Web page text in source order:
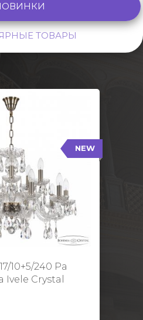
ТОВАРЫ
NEW
10+5/240 Pa
Ivele Crystal
240 Pa
рожок
Патина/
Кол-во ламп: 15
Диаметр: 70 см